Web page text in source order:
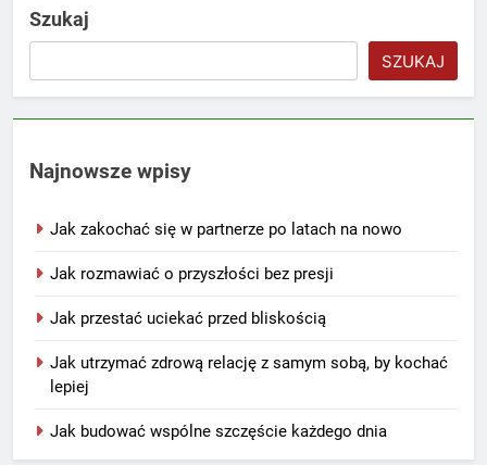
Szukaj
SZUKAJ
Najnowsze wpisy
Jak zakochać się w partnerze po latach na nowo
Jak rozmawiać o przyszłości bez presji
Jak przestać uciekać przed bliskością
Jak utrzymać zdrową relację z samym sobą, by kochać
lepiej
Jak budować wspólne szczęście każdego dnia